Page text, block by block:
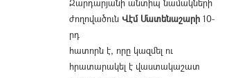
ժողովածուն Վէմ Մատենաշարի 10-
րդ
հատորն է, որը կազմել ու
հրատարակել է վաստակաշատ